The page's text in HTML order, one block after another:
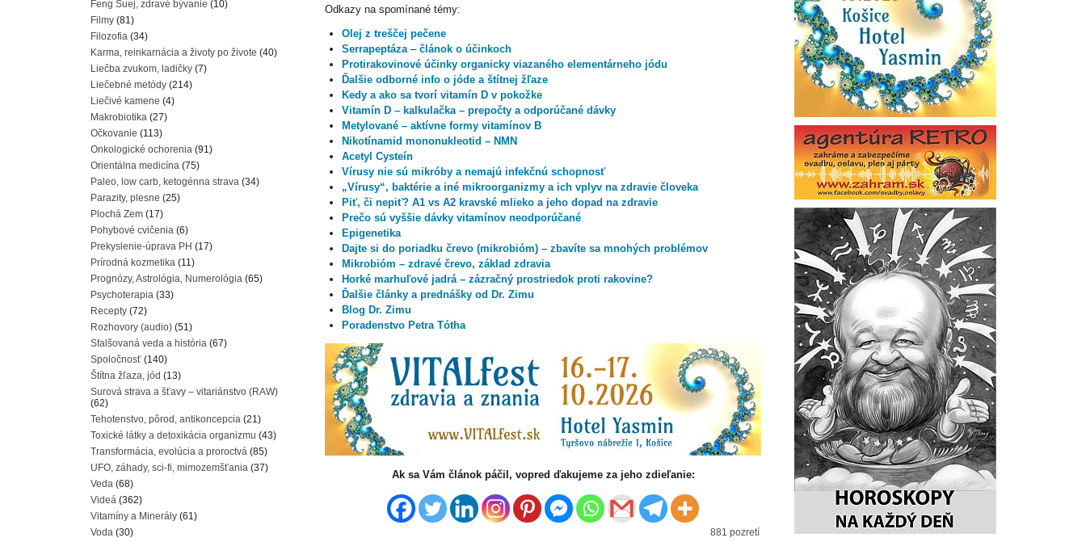
Odkazy na spomínané témy:
Olej z treščej pečene
Serrapeptáza– článok o účinkoch
Protirakovinové účinky organicky viazaného elementárneho jódu
Ďalšie odborné info o jóde a štítnej žľaze
Kedy a ako sa tvorí vitamín D v pokožke
Vitamín D – kalkulačka – prepočty a odporúčané dávky
Metylované – aktívne formy vitamínov B
Nikotínamid mononukleotid – NMN
Acetyl Cysteín
Vírusy nie sú mikróby a nemajú infekčnú schopnosť
„Vírusy“, baktérie a iné mikroorganizmy a ich vplyv na zdravie človeka
Piť, či nepiť? A1 vs A2 kravské mlieko a jeho dopad na zdravie
Prečo sú vyššie dávky vitamínov neodporúčané
Epigenetika
Dajte si do poriadku črevo (mikrobióm) – zbavíte sa mnohých problémov
Mikrobióm – zdravé črevo, základ zdravia
Horké marhuľové jadrá – zázračný prostriedok proti rakovine?
Ďalšie články a prednášky od Dr. Zimu
Blog Dr. Zimu
Poradenstvo Petra Tótha
Ak sa Vám článok páčil, vopred ďakujeme za jeho zdieľanie:
881 pozretí
Feng Šuej, zdravé bývanie (10)
Filmy (81)
Filozofia (34)
Karma, reinkarnácia a životy po živote (40)
Liečba zvukom, ladičky (7)
Liečebné metódy (214)
Liečivé kamene (4)
Makrobiotika (27)
Očkovanie (113)
Onkologické ochorenia (91)
Orientálna medicína (75)
Paleo, low carb, ketogénna strava (34)
Parazity, plesne (25)
Plochá Zem (17)
Pohybové cvičenia (6)
Prekyslenie-úprava PH (17)
Prírodná kozmetika (11)
Prognózy, Astrológia, Numerológia (65)
Psychoterapia (33)
Recepty (72)
Rozhovory (audio) (51)
Sfalšovaná veda a história (67)
Spoločnosť (140)
Štítna žľaza, jód (13)
Surová strava a šťavy – vitariánstvo (RAW)
(62)
Tehotenstvo, pôrod, antikoncepcia (21)
Toxické látky a detoxikácia organizmu (43)
Transformácia, evolúcia a proroctvá (85)
UFO, záhady, sci-fi, mimozemšťania (37)
Veda (68)
Videá (362)
Vitamíny a Minerály (61)
Voda (30)